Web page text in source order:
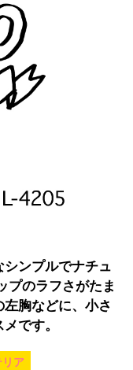
ンプルでナチュ
プのラフさがたま
胸などに、小さ
です。
リア